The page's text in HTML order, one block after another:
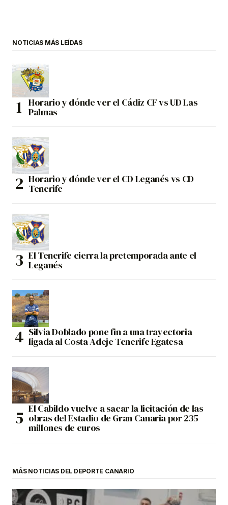
NOTICIAS MÁS LEÍDAS
Horario y dónde ver el Cádiz CF vs UD Las
Palmas
Horario y dónde ver el CD Leganés vs CD
Tenerife
El Tenerife cierra la pretemporada ante el
Leganés
Silvia Doblado pone fin a una trayectoria
ligada al Costa Adeje Tenerife Egatesa
El Cabildo vuelve a sacar la licitación de las
obras del Estadio de Gran Canaria por 235
millones de euros
MÁS NOTICIAS DEL DEPORTE CANARIO